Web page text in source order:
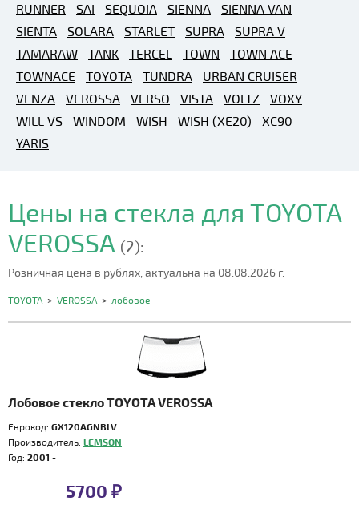
RUNNER
SAI SEQUOIA SIENNA
SIENNA VAN
SIENTA
SOLARA STARLET SUPRA
SUPRA V
TAMARAW
TANK TERCEL TOWN
TOWN ACE
TOWNACE
TOYOTA TUNDRA
URBAN CRUISER
VENZA
VEROSSA VERSO VISTA VOLTZ
VOXY
WILL VS
WINDOM WISH WISH (XE20)
XC90
YARIS
Цены на стекла для TOYOTA
VEROSSA (2):
Розничная цена в рублях, актуальна на 08.08.2026 г.
TOYOTA > VEROSSA > лобовое
Лобовое стекло TOYOTA VEROSSA
Еврокод: GX120AGNBLV
Производитель: LEMSON
Год: 2001 -
5700 ₽